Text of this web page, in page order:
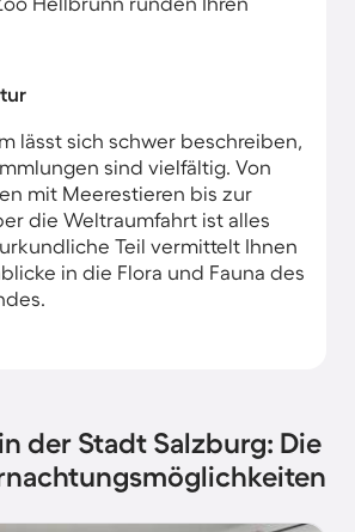
lässt sich schwer beschreiben,
sind vielfältig. Von
mit Meerestieren bis zur
die Weltraumfahrt ist alles
Teil vermittelt Ihnen
in die Flora und Fauna des
der Stadt Salzburg: Die